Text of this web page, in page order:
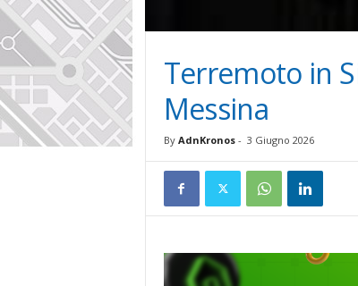
Terremoto in
Messina
By AdnKronos- 3 Giugno 2026